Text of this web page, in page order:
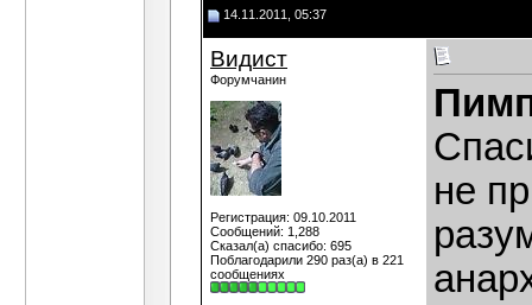
14.11.2011, 05:37
Видист
Форумчанин
Регистрация: 09.10.2011
Сообщений: 1,288
Сказал(а) спасибо: 695
Поблагодарили 290 раз(а) в 221
сообщениях
не